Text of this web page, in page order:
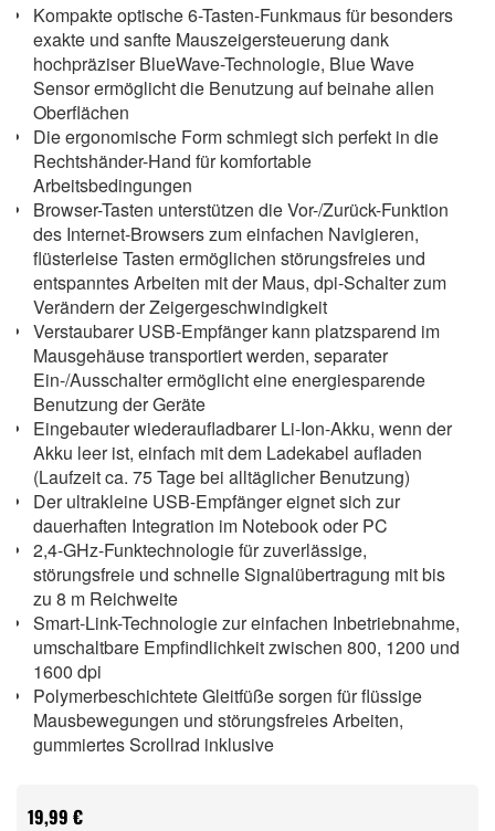
Kompakte optische 6-Tasten-Funkmaus für besonders
exakte und sanfte Mauszeigersteuerung dank
hochpräziser BlueWave-Technologie, Blue Wave
Sensor ermöglicht die Benutzung auf beinahe allen
Oberflächen
Die ergonomische Form schmiegt sich perfekt in die
Rechtshänder-Hand für komfortable
Arbeitsbedingungen
Browser-Tasten unterstützen die Vor-/Zurück-Funktion
des Internet-Browsers zum einfachen Navigieren,
flüsterleise Tasten ermöglichen störungsfreies und
entspanntes Arbeiten mit der Maus, dpi-Schalter zum
Verändern der Zeigergeschwindigkeit
Verstaubarer USB-Empfänger kann platzsparend im
Mausgehäuse transportiert werden, separater
Ein-/Ausschalter ermöglicht eine energiesparende
Benutzung der Geräte
Eingebauter wiederaufladbarer Li-Ion-Akku, wenn der
Akku leer ist, einfach mit dem Ladekabel aufladen
(Laufzeit ca. 75 Tage bei alltäglicher Benutzung)
Der ultrakleine USB-Empfänger eignet sich zur
dauerhaften Integration im Notebook oder PC
2,4-GHz-Funktechnologie für zuverlässige,
störungsfreie und schnelle Signalübertragung mit bis
zu 8 m Reichweite
Smart-Link-Technologie zur einfachen Inbetriebnahme,
umschaltbare Empfindlichkeit zwischen 800, 1200 und
1600 dpi
Polymerbeschichtete Gleitfüße sorgen für flüssige
Mausbewegungen und störungsfreies Arbeiten,
gummiertes Scrollrad inklusive
19,99 €